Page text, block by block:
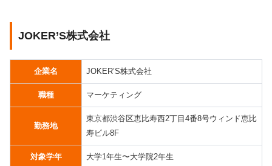
JOKER’S株式会社
企業名 JOKER’S株式会社
職種 マーケティング
勤務地
東京都渋谷区恵比寿西2丁目4番8号ウィンド恵比
寿ビル8F
対象学年 大学1年生〜大学院2年生